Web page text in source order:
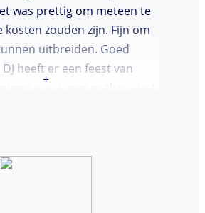
was prettig om meteen te
kosten zouden zijn. Fijn om
uitbreiden. Goed
heeft er een feest van
was super enthousiast,
genieten nog heerlijk na.
+